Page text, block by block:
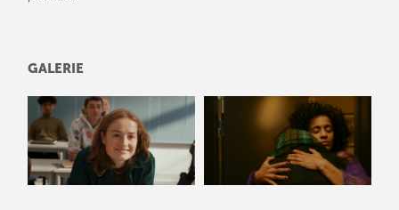
GALERIE